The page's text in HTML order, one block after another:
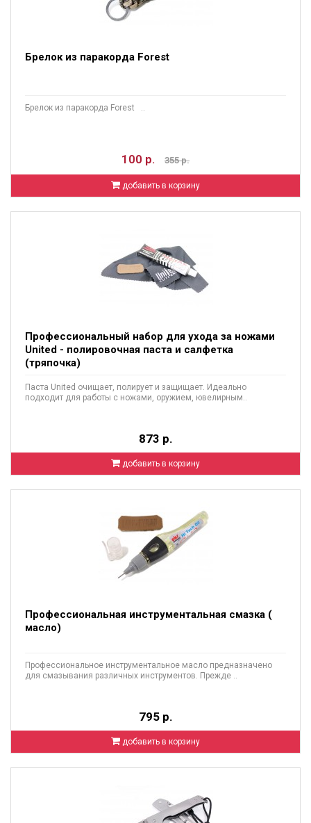
Брелок из паракорда Forest
Брелок из паракорда Forest ..
100 р. 355 р.
добавить в корзину
Профессиональный набор для ухода за ножами
United - полировочная паста и салфетка
(тряпочка)
Паста United очищает, полирует и защищает. Идеально
подходит для работы с ножами, оружием, ювелирным..
873 р.
добавить в корзину
Профессиональная инструментальная смазка (
масло)
Профессиональное инструментальное масло предназначено
для смазывания различных инструментов. Прежде ..
795 р.
добавить в корзину